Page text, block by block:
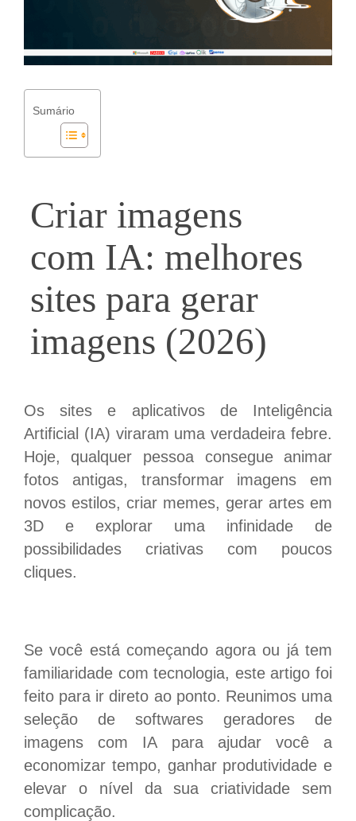
Sumário
Criar imagens
com IA: melhores
sites para gerar
imagens (2026)
Os sites e aplicativos de Inteligência
Artificial (IA) viraram uma verdadeira febre.
Hoje, qualquer pessoa consegue animar
fotos antigas, transformar imagens em
novos estilos, criar memes, gerar artes em
3D e explorar uma infinidade de
possibilidades criativas com poucos
cliques.
Se você está começando agora ou já tem
familiaridade com tecnologia, este artigo foi
feito para ir direto ao ponto. Reunimos uma
seleção de softwares geradores de
imagens com IA para ajudar você a
economizar tempo, ganhar produtividade e
elevar o nível da sua criatividade sem
complicação.